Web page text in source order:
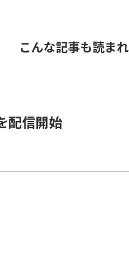
こんな記事も読ま
配信開始